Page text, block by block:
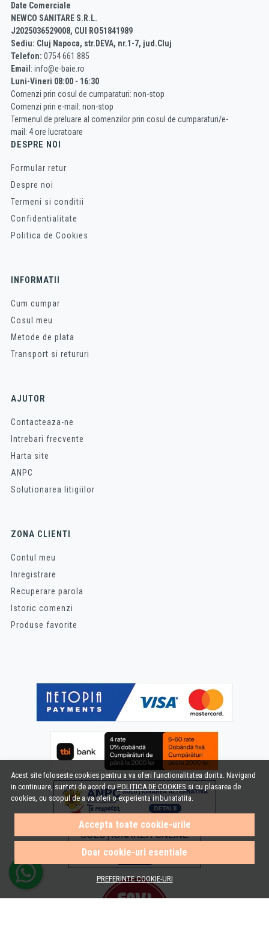
Acest site foloseste cookies pentru a va oferi functionalitatea dorita. Navigand
in continuare, sunteti de acord cuPOLITICA DE COOKIES si cu plasarea de
cookies, cu scopul de a va oferi o experienta imbunatatita.
Accepta toate cookie-urile
Doar cookie-uri esentiale
PREFERINTE COOKIE-URI
Date Comerciale
NEWCO SANITARE S.R.L.
J2025036529008, CUI RO51841989
Sediu: Cluj Napoca, str.DEVA, nr.1-7, jud.Cluj
Telefon: 0754 661 885
Email : info@e-baie.ro
Luni-Vineri 08:00 - 16:30
Comenzi prin cosul de cumparaturi: non-stop
Comenzi prin e-mail: non-stop
Termenul de preluare al comenzilor prin cosul de cumparaturi/e-
mail: 4 ore lucratoare
DESPRE NOI
Formular retur
Despre noi
Termeni si conditii
Confidentialitate
Politica de Cookies
INFORMATII
Cum cumpar
Cosul meu
Metode de plata
Transport si retururi
AJUTOR
Contacteaza-ne
Intrebari frecvente
Harta site
ANPC
Solutionarea litigiilor
ZONA CLIENTI
Contul meu
Inregistrare
Recuperare parola
Istoric comenzi
Produse favorite